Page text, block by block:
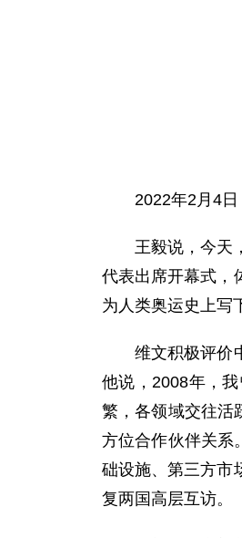
2022年2月4日，
王毅说，今天，
代表出席开幕式，
为人类奥运史上写
维文积极评价中
他说，2008年，
繁，各领域交往活
方位合作伙伴关系
础设施、第三方市
复两国高层互访。